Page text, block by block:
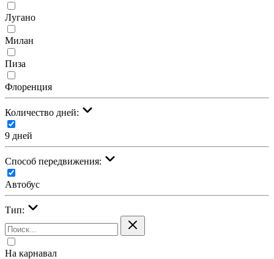
Лугано
Милан
Пиза
Флоренция
Количество дней:
9 дней
Cпособ передвижения:
Автобус
Тип:
На карнавал